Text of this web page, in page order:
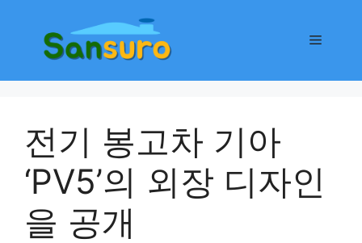
메
전기 봉고차 기아
‘PV5’의 외장 디자인
을 공개